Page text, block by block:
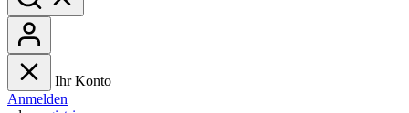
Ihr Konto
Anmelden